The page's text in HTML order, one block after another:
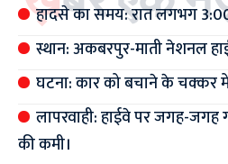
हादसे का समय: रात लगभग
स्थान: अकबरपुर-माती नेशनल
घटना: कार को बचाने के चक्कर
लापरवाही: हाईवे पर जगह-जगह
की कमी।